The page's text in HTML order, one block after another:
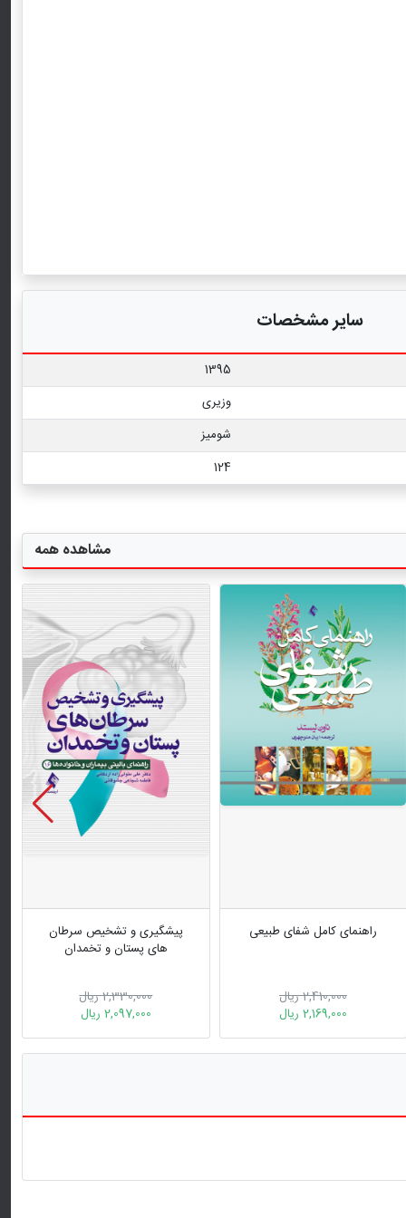
سایر مشخصات
1395
وزیری
شومیز
124
مشاهده همه
راهنمای کامل شفای طبیعی
2,410,000 ریال
2,169,000 ریال
پیشگیری و تشخیص سرطان
های پستان و تخمدان
2,330,000 ریال
2,097,000 ریال